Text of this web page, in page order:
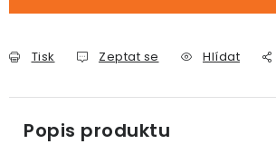
Tisk Zeptat se Hlídat
Popis produktu